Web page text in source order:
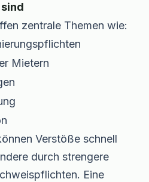
zentrale Themen wie:
Mietern
Verstöße schnell
durch strengere
Eine